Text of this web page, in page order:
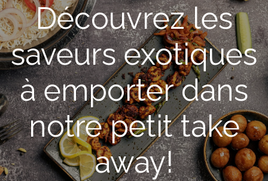
Découvrez les
saveurs exotiques
à emporter dans
notre petit take
away!